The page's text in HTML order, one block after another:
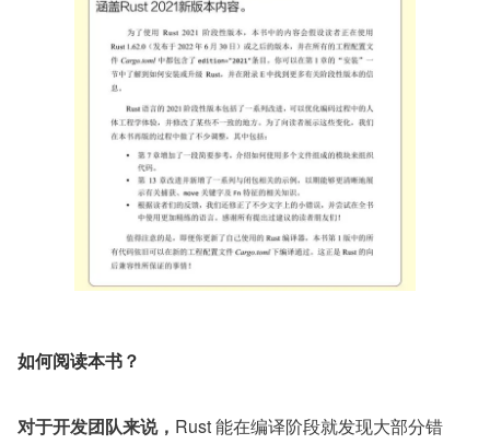
如何阅读本书？
对于开发团队来说， Rust 能在编译阶段就发现大部分错